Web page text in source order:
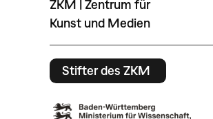
ZKM | Zentrum für
Kunst und Medien
Stifter des ZKM